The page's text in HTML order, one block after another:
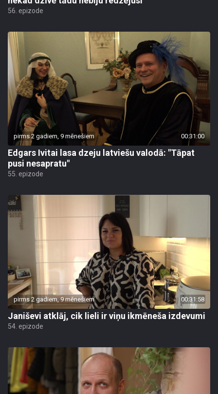
56. epizode
pirms 2 gadiem, 9 mēnešiem 00:31:00
Edgars Ivitai lasa dzeju latviešu valodā: "Tāpat
pusi nesapratu"
55. epizode
pirms 2 gadiem, 9 mēnešiem 00:31:58
Janiševi atklāj, cik lieli ir viņu ikmēneša izdevumi
54. epizode